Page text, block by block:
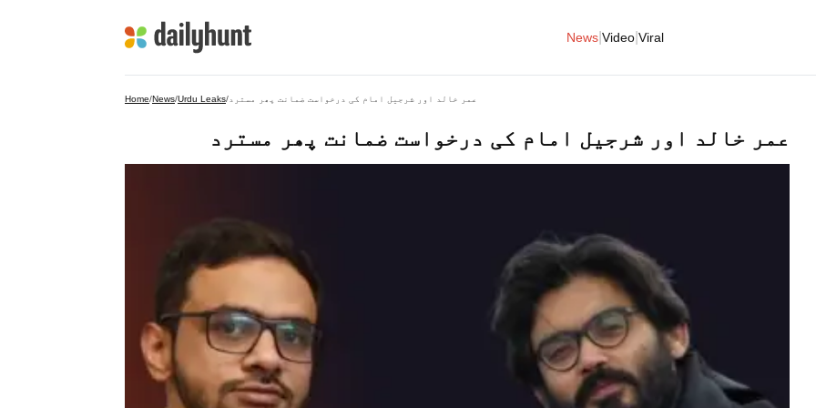
News Video Viral
Home/News/Urdu Leaks/عمر خالد اور شرجیل امام کی درخواست ضمانت پھر مسترد
عمر خالد اور شرجیل امام کی درخواست ضمانت پھر مسترد